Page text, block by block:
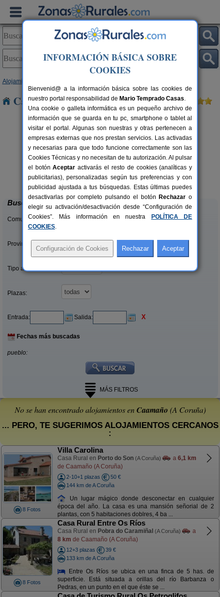
Alojamientos
Casas Rurales cerca de Caamaño
10+9 pers.
desde39 €
Casa Do Morcego
Valdoviño (A Coruña)
Buscar
Comunidades:
Provincias/Islas:
Tipo alquiler:
Plazas:
Entrada: Salida: X
Fechas más buscadas
pueblo:
MÁS FILTROS
No se han encontrado alojamientos enCaamaño (A Coruña)
... PERO, TE SUGERIMOS ALOJAMIENTOS CERCANOS
:
8 Fotos
Villa Carolina
Casa Rural en Porto do Son (A Coruña) a 6,1 km
de Caamaño (A Coruña)
2-10+1 plazas
50 €
144 km de A Coruña
Un lugar mágico donde desconectar en cualquier
época del año. La casa es una mansión señorial de 2
plantas, con 5 habitaciones doblres, 4 ba ...
8 Fotos
Casa Rural Entre Os Ríos
Casa Rural en Pobra do Caramiñal (A Coruña)
a
8 km de Caamaño (A Coruña)
12+3 plazas
39 €
133 km de A Coruña
Entre Os Ríos se ubica en una finca de 5 has. de
superficie. Está situada a orillas del río Barbanza o
Pedras, en un punto en el que éste se ...
INFORMACIÓN BÁSICA SOBRE
COOKIES
Bienvenid@ a la información básica sobre las cookies de
nuestro portal responsabilidad de Mario Temprado Casas.
Una cookie o galleta informática es un pequeño archivo de
información que se guarda en tu pc, smartphone o tablet al
visitar el portal. Algunas son nuestras y otras pertenecen a
empresas externas que nos prestan servicios. Las activadas
y necesarias para que todo funcione correctamente son las
Cookies Técnicas y no necesitan de tu autorización. Al pulsar
el botónAceptar activarás el resto de cookies (analíticas y
publicitarias), personalizadas según tus preferencias y con
publicidad ajustada a tus búsquedas. Estas últimas puedes
desactivarlas por completo pulsando el botón Rechazar o
elegir su activación/desactivación desde “Configuración de
Cookies”. Más información en nuestra
POLÍTICA DE
COOKIES.